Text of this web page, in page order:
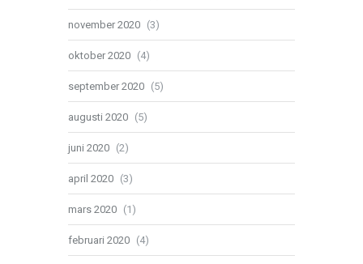
november 2020 (3)
oktober 2020 (4)
september 2020 (5)
augusti 2020 (5)
juni 2020 (2)
april 2020 (3)
mars 2020 (1)
februari 2020 (4)